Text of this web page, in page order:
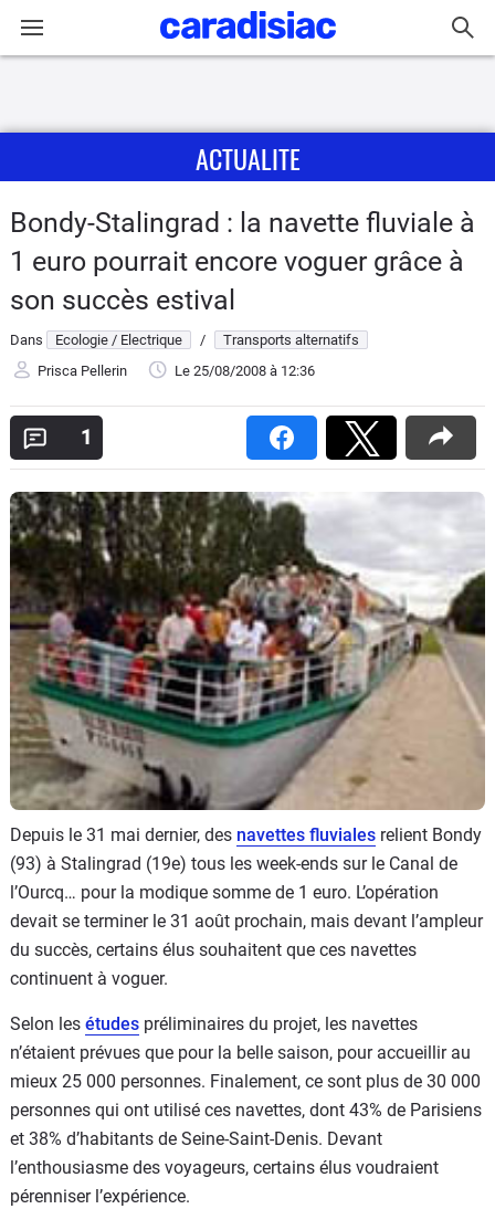
Actu
Essais
Guide
d'achat
Electriques
Utilitaires
Flottes
Auto
Services
Forum
Moto
Marques
ACTUALITE
Bondy-Stalingrad : la navette fluviale à
1 euro pourrait encore voguer grâce à
son succès estival
Dans Ecologie / Electrique /
Transports alternatifs
Prisca Pellerin
Le 25/08/2008 à 12:36
1
Depuis le 31 mai dernier, des navettes fluviales relient Bondy
(93) à Stalingrad (19e) tous les week-ends sur le Canal de
l’Ourcq… pour la modique somme de 1 euro. L’opération
devait se terminer le 31 août prochain, mais devant l’ampleur
du succès, certains élus souhaitent que ces navettes
continuent à voguer.
Selon les études préliminaires du projet, les navettes
n’étaient prévues que pour la belle saison, pour accueillir au
mieux 25 000 personnes. Finalement, ce sont plus de 30 000
personnes qui ont utilisé ces navettes, dont 43% de Parisiens
et 38% d’habitants de Seine-Saint-Denis. Devant
l’enthousiasme des voyageurs, certains élus voudraient
pérenniser l’expérience.